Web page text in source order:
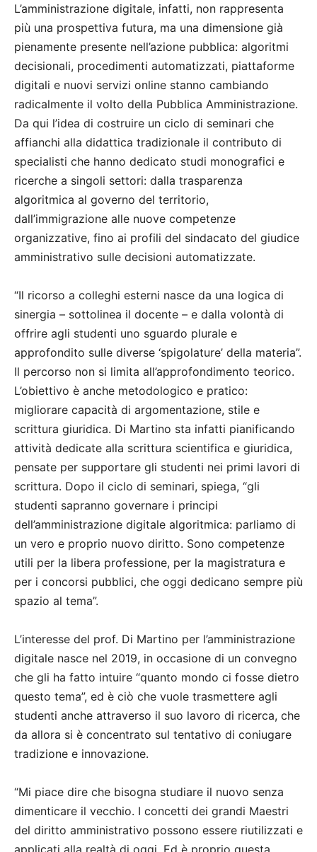
L’amministrazione digitale, infatti, non rappresenta
più una prospettiva futura, ma una dimensione già
pienamente presente nell’azione pubblica: algoritmi
decisionali, procedimenti automatizzati, piattaforme
digitali e nuovi servizi online stanno cambiando
radicalmente il volto della Pubblica Amministrazione.
Da qui l’idea di costruire un ciclo di seminari che
affianchi alla didattica tradizionale il contributo di
specialisti che hanno dedicato studi monografici e
ricerche a singoli settori: dalla trasparenza
algoritmica al governo del territorio,
dall’immigrazione alle nuove competenze
organizzative, fino ai profili del sindacato del giudice
amministrativo sulle decisioni automatizzate.
“Il ricorso a colleghi esterni nasce da una logica di
sinergia – sottolinea il docente – e dalla volontà di
offrire agli studenti uno sguardo plurale e
approfondito sulle diverse ‘spigolature’ della materia”.
Il percorso non si limita all’approfondimento teorico.
L’obiettivo è anche metodologico e pratico:
migliorare capacità di argomentazione, stile e
scrittura giuridica. Di Martino sta infatti pianificando
attività dedicate alla scrittura scientifica e giuridica,
pensate per supportare gli studenti nei primi lavori di
scrittura. Dopo il ciclo di seminari, spiega, “gli
studenti sapranno governare i principi
dell’amministrazione digitale algoritmica: parliamo di
un vero e proprio nuovo diritto. Sono competenze
utili per la libera professione, per la magistratura e
per i concorsi pubblici, che oggi dedicano sempre più
spazio al tema”.
L’interesse del prof. Di Martino per l’amministrazione
digitale nasce nel 2019, in occasione di un convegno
che gli ha fatto intuire “quanto mondo ci fosse dietro
questo tema”, ed è ciò che vuole trasmettere agli
studenti anche attraverso il suo lavoro di ricerca, che
da allora si è concentrato sul tentativo di coniugare
tradizione e innovazione.
“Mi piace dire che bisogna studiare il nuovo senza
dimenticare il vecchio. I concetti dei grandi Maestri
del diritto amministrativo possono essere riutilizzati e
applicati alla realtà di oggi. Ed è proprio questa